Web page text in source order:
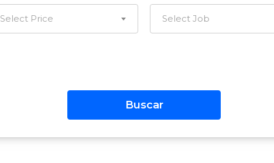
Select Price Select Job